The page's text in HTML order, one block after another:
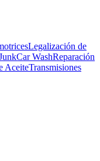
Legalización de
Car WashReparación
AceiteTransmisiones